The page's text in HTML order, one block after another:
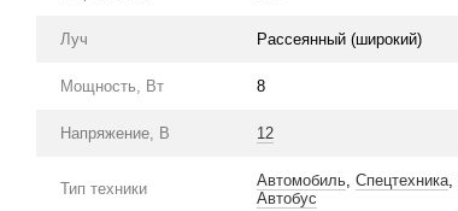
Луч Рассеянный (широкий)
Мощность, Вт 8
Напряжение, В 12
Тип техники Автомобиль Спецтехника
Автобус